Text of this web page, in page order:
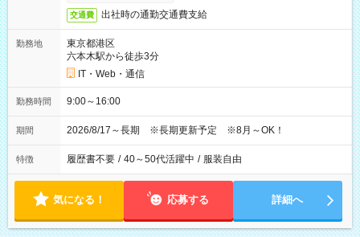
交通費 出社時の通勤交通費支給
勤務地
東京都港区
六本木駅から徒歩3分
IT・Web・通信
勤務時間 9:00～16:00
期間 2026/8/17～長期 ※長期更新予定 ※8月～OK！
特徴 履歴書不要 / 40～50代活躍中 / 服装自由
気になる！ 応募する 詳細へ